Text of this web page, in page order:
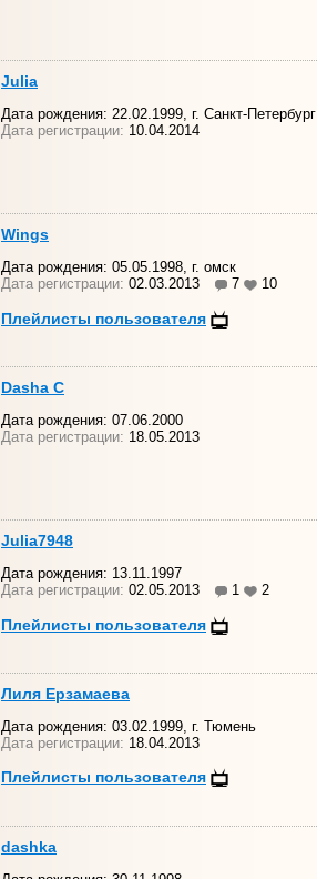
Julia
Дата рождения: 22.02.1999, г. Санкт-Петербург
Дата регистрации: 10.04.2014
Wings
Дата рождения: 05.05.1998, г. омск
Дата регистрации: 02.03.2013 7 10
Плейлисты пользователя
Dasha C
Дата рождения: 07.06.2000
Дата регистрации: 18.05.2013
Julia7948
Дата рождения: 13.11.1997
Дата регистрации: 02.05.2013 1 2
Плейлисты пользователя
Лиля Ерзамаева
Дата рождения: 03.02.1999, г. Тюмень
Дата регистрации: 18.04.2013
Плейлисты пользователя
dashka